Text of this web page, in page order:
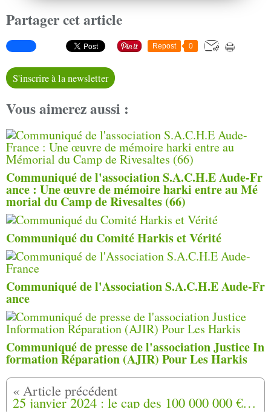
Partager cet article
Repost 0
S'inscrire à la newsletter
Vous aimerez aussi :
Communiqué de l'association S.A.C.H.E Aude-Fr
ance : Une œuvre de mémoire harki entre au Mé
morial du Camp de Rivesaltes (66)
Communiqué du Comité Harkis et Vérité
Communiqué de l'Association S.A.C.H.E Aude-Fr
ance
Communiqué de presse de l'association Justice In
formation Réparation (AJIR) Pour Les Harkis
25 janvier 2024 : le cap des 100 000 000 € d'indemnités a été dépassé ce jour